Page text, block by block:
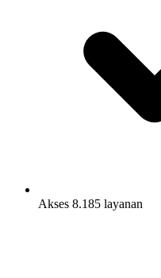
Akses 8.185 layanan